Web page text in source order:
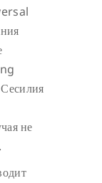
не